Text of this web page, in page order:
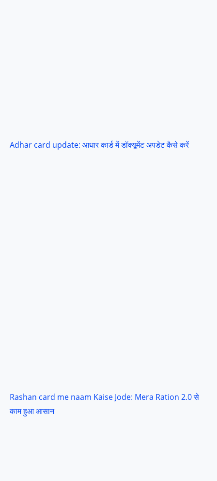
Adhar card update: आधार कार्ड में डॉक्यूमेंट अपडेट कैसे करें
Rashan card me naam Kaise Jode: Mera Ration 2.0 से
काम हुआ आसान